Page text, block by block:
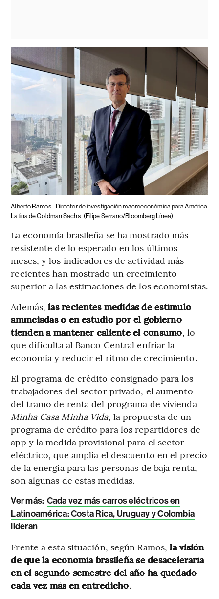
Alberto Ramos |
Director de investigación macroeconómica para América
Latina de Goldman Sachs (Filipe Serrano/Bloomberg Línea)
La economía brasileña se ha mostrado más
resistente de lo esperado en los últimos
meses, y los indicadores de actividad más
recientes han mostrado un crecimiento
superior a las estimaciones de los economistas.
Además,las recientes medidas de estímulo
anunciadas o en estudio por el gobierno
tienden a mantener caliente el consumo, lo
que dificulta al Banco Central enfriar la
economía y reducir el ritmo de crecimiento.
El programa de crédito consignado para los
trabajadores del sector privado, el aumento
del tramo de renta del programa de vivienda
Minha Casa Minha Vida, la propuesta de un
programa de crédito para los repartidores de
app y la medida provisional para el sector
eléctrico, que amplía el descuento en el precio
de la energía para las personas de baja renta,
son algunas de estas medidas.
Ver más: Cada vez más carros eléctricos en
Latinoamérica: Costa Rica, Uruguay y Colombia
lideran
Frente a esta situación, según Ramos, la visión
de que la economía brasileña se desaceleraría
en el segundo semestre del año ha quedado
cada vez más en entredicho.